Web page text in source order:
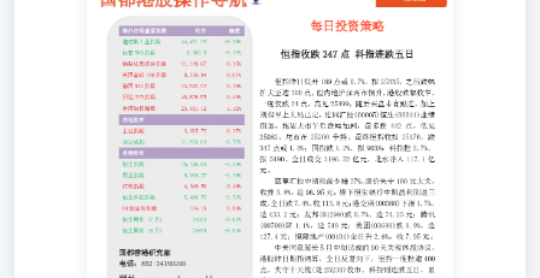
持。最终恒指收报25176，跌347点或1.4%；国指跌1.2%，
报9038；科指挫2.7%，报5490。全日成交3196.52亿元，北
水净入117.1亿元。 蓝筹汇控中期税前少赚27%，股价失守
100元大关，收挫3.8%，造96.95元；旗下恒生银行中期盈利
倒退三成，全日跌7.4%，收113.8元；港交所(00388)下滑
1.7%，造433.2元；友邦(01299)跌0.7%，造74.25元；腾讯
(00700)降1.1%，造549元；美团(03690)跌0.9%，造127.4
元；恒隆地产(00101)全日升2.6%，收7.95元。 中美同意延
长5月中旬达成的90天关税休战协议，港股昨日期指结算，
全日反复向下，恒指一度挫逾400点，失守十天线(处25230)
收市。科指则连跌五日，累跌4.4%。 国都香港研究部电